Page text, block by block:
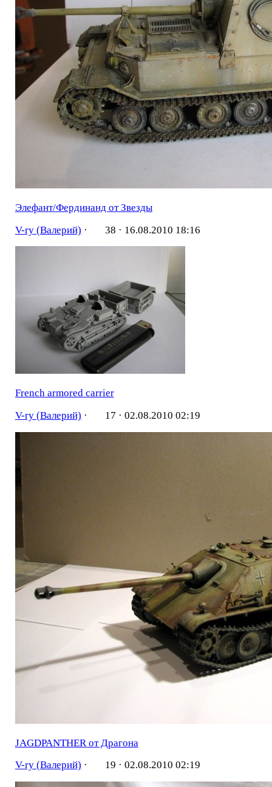
Элефант/Фердинанд от Звезды
V-ry (Валерий) · 38 · 16.08.2010 18:16
French armored carrier
V-ry (Валерий) · 17 · 02.08.2010 02:19
JAGDPANTHER от Драгона
V-ry (Валерий) · 19 · 02.08.2010 02:19